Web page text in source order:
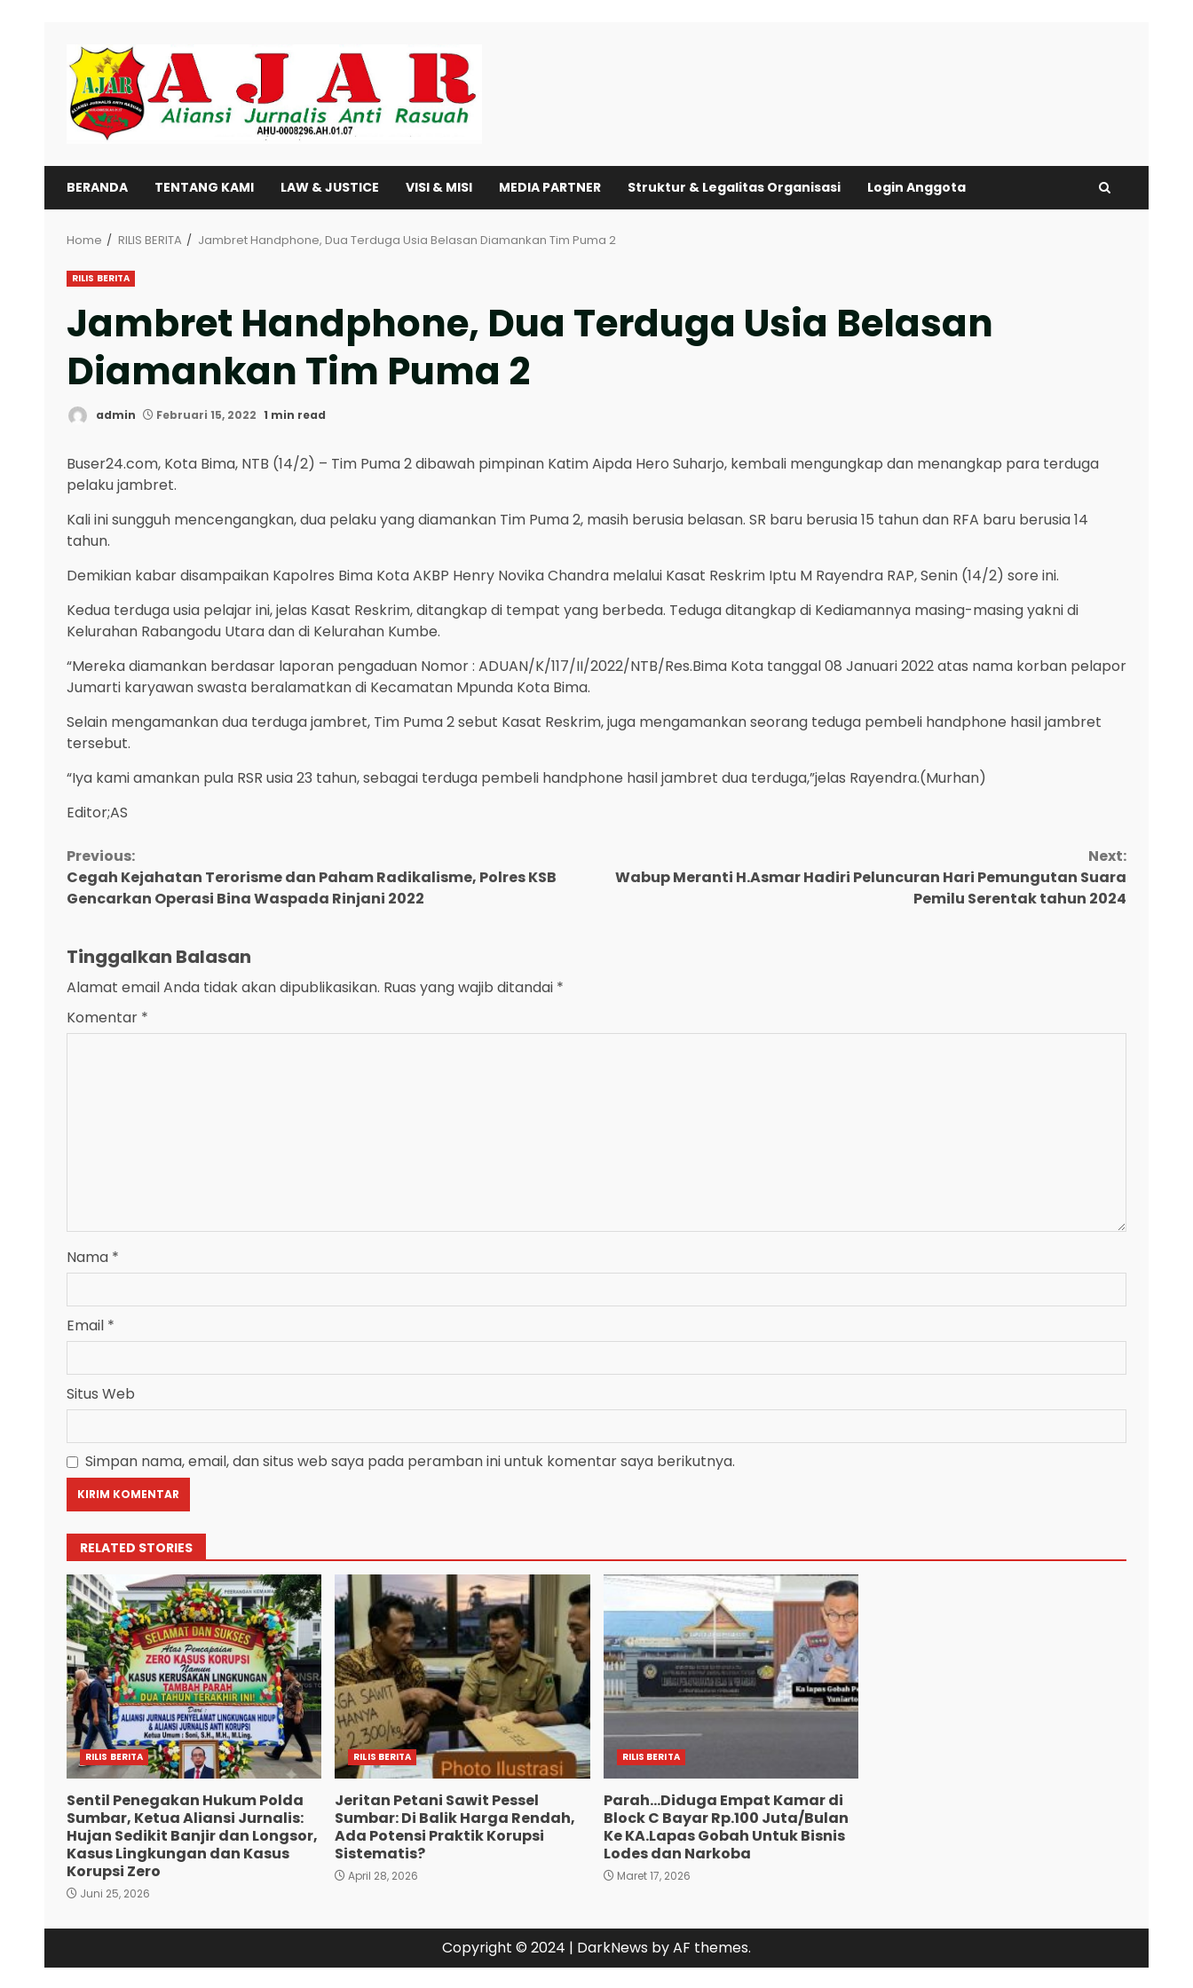
content
BERANDA TENTANG KAMI LAW & JUSTICE VISI & MISI MEDIA PARTNER Struktur & Legalitas Organisasi Login Anggota
Home RILIS BERITA Jambret Handphone, Dua Terduga Usia Belasan Diamankan Tim Puma 2
RILIS BERITA
Jambret Handphone, Dua Terduga Usia Belasan
Diamankan Tim Puma 2
admin Februari 15, 2022 1 min read
Buser24.com, Kota Bima, NTB (14/2) – Tim Puma 2 dibawah pimpinan Katim Aipda Hero Suharjo, kembali mengungkap dan menangkap para terduga
pelaku jambret.
Kali ini sungguh mencengangkan, dua pelaku yang diamankan Tim Puma 2, masih berusia belasan. SR baru berusia 15 tahun dan RFA baru berusia 14
tahun.
Demikian kabar disampaikan Kapolres Bima Kota AKBP Henry Novika Chandra melalui Kasat Reskrim Iptu M Rayendra RAP, Senin (14/2) sore ini.
Kedua terduga usia pelajar ini, jelas Kasat Reskrim, ditangkap di tempat yang berbeda. Teduga ditangkap di Kediamannya masing-masing yakni di
Kelurahan Rabangodu Utara dan di Kelurahan Kumbe.
“Mereka diamankan berdasar laporan pengaduan Nomor : ADUAN/K/117/II/2022/NTB/Res.Bima Kota tanggal 08 Januari 2022 atas nama korban pelapor
Jumarti karyawan swasta beralamatkan di Kecamatan Mpunda Kota Bima.
Selain mengamankan dua terduga jambret, Tim Puma 2 sebut Kasat Reskrim, juga mengamankan seorang teduga pembeli handphone hasil jambret
tersebut.
“Iya kami amankan pula RSR usia 23 tahun, sebagai terduga pembeli handphone hasil jambret dua terduga,”jelas Rayendra.(Murhan)
Editor;AS
Continue
Reading
Previous:
Cegah Kejahatan Terorisme dan Paham Radikalisme, Polres KSB
Gencarkan Operasi Bina Waspada Rinjani 2022
Next:
Wabup Meranti H.Asmar Hadiri Peluncuran Hari Pemungutan Suara
Pemilu Serentak tahun 2024
Tinggalkan Balasan
Alamat email Anda tidak akan dipublikasikan. Ruas yang wajib ditandai *
Komentar *
Nama *
Email *
Situs Web
Simpan nama, email, dan situs web saya pada peramban ini untuk komentar saya berikutnya.
RELATED STORIES
RILIS BERITA
Sentil Penegakan Hukum Polda
Sumbar, Ketua Aliansi Jurnalis:
Hujan Sedikit Banjir dan Longsor,
Kasus Lingkungan dan Kasus
Korupsi Zero
Juni 25, 2026
RILIS BERITA
Jeritan Petani Sawit Pessel
Sumbar: Di Balik Harga Rendah,
Ada Potensi Praktik Korupsi
Sistematis?
April 28, 2026
RILIS BERITA
Parah…Diduga Empat Kamar di
Block C Bayar Rp.100 Juta/Bulan
Ke KA.Lapas Gobah Untuk Bisnis
Lodes dan Narkoba
Maret 17, 2026
Copyright © 2024 | DarkNews by AF themes.